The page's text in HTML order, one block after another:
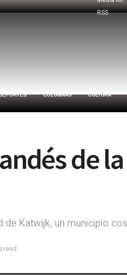
RSS
COLUMNAS CULTURA
de
de Katwijk, un municipio
read